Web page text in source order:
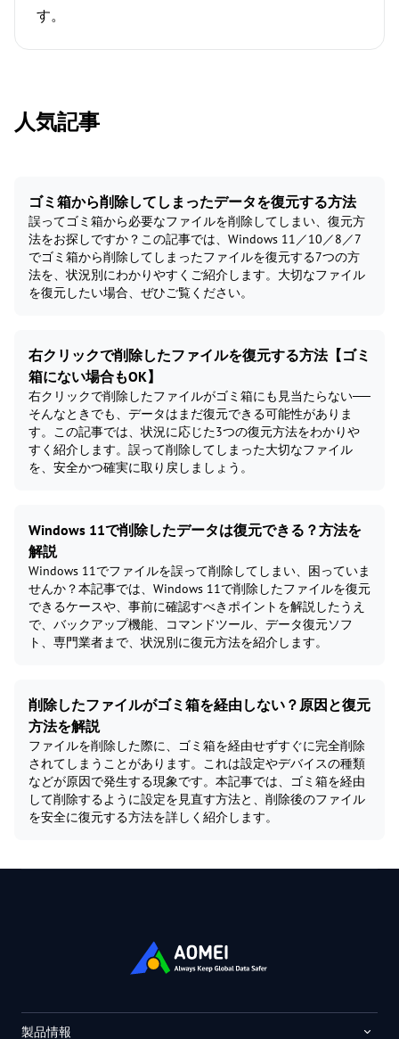
す。
人気記事
ゴミ箱から削除してしまったデータを復元する方法
誤ってゴミ箱から必要なファイルを削除してしまい、復元方
法をお探しですか？この記事では、Windows 11／10／8／7
でゴミ箱から削除してしまったファイルを復元する7つの方
法を、状況別にわかりやすくご紹介します。大切なファイル
を復元したい場合、ぜひご覧ください。
右クリックで削除したファイルを復元する方法【ゴミ
箱にない場合もOK】
右クリックで削除したファイルがゴミ箱にも見当たらない──
そんなときでも、データはまだ復元できる可能性がありま
す。この記事では、状況に応じた3つの復元方法をわかりや
すく紹介します。誤って削除してしまった大切なファイル
を、安全かつ確実に取り戻しましょう。
Windows 11で削除したデータは復元できる？方法を
解説
Windows 11でファイルを誤って削除してしまい、困っていま
せんか？本記事では、Windows 11で削除したファイルを復元
できるケースや、事前に確認すべきポイントを解説したうえ
で、バックアップ機能、コマンドツール、データ復元ソフ
ト、専門業者まで、状況別に復元方法を紹介します。
削除したファイルがゴミ箱を経由しない？原因と復元
方法を解説
ファイルを削除した際に、ゴミ箱を経由せずすぐに完全削除
されてしまうことがあります。これは設定やデバイスの種類
などが原因で発生する現象です。本記事では、ゴミ箱を経由
して削除するように設定を見直す方法と、削除後のファイル
を安全に復元する方法を詳しく紹介します。
製品情報